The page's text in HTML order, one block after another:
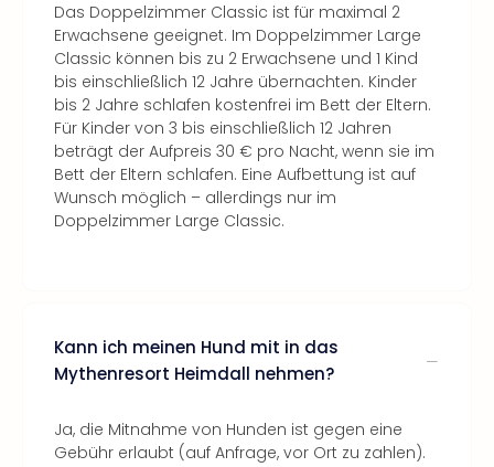
Das Doppelzimmer Classic ist für maximal 2
Erwachsene geeignet. Im Doppelzimmer Large
Classic können bis zu 2 Erwachsene und 1 Kind
bis einschließlich 12 Jahre übernachten. Kinder
bis 2 Jahre schlafen kostenfrei im Bett der Eltern.
Für Kinder von 3 bis einschließlich 12 Jahren
beträgt der Aufpreis 30 € pro Nacht, wenn sie im
Bett der Eltern schlafen. Eine Aufbettung ist auf
Wunsch möglich – allerdings nur im
Doppelzimmer Large Classic.
Kann ich meinen Hund mit in das
Mythenresort Heimdall nehmen?
Ja, die Mitnahme von Hunden ist gegen eine
Gebühr erlaubt (auf Anfrage, vor Ort zu zahlen).